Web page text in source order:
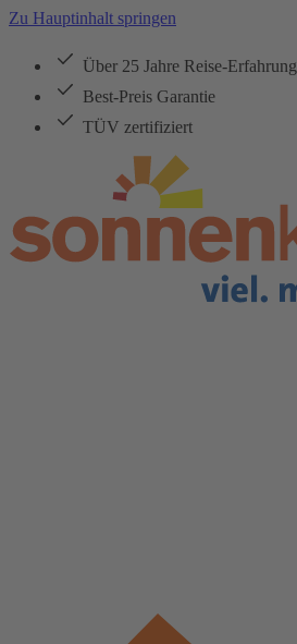
Zu Hauptinhalt springen
Über 25 Jahre Reise-Erfahrung
Best-Preis Garantie
TÜV zertifiziert